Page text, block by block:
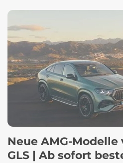
Neue AMG-Modelle
GLS | Ab sofort